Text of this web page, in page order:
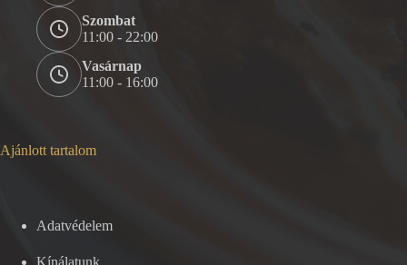
Szombat
11:00 - 22:00
Vasárnap
11:00 - 16:00
Ajánlott tartalom
Adatvédelem